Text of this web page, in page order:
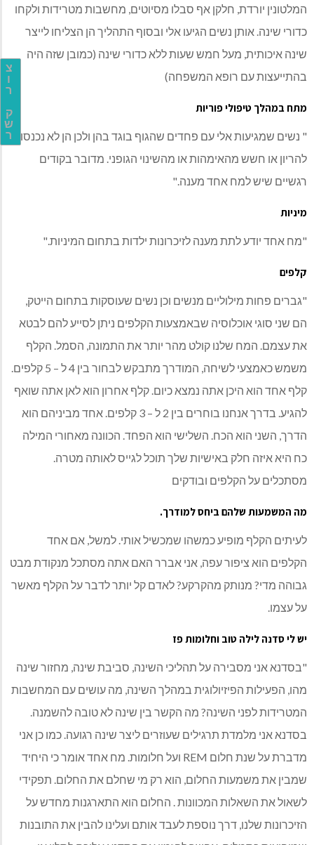
צ
ו
ר
ק
ש
ר
המלטונין יורדת, חלקן אף סבלו מסיוטים, מחשבות מטרידות ולקחו
כדורי שינה. אותן נשים הגיעו אלי ובסוף התהליך הן הצליחו לייצר
שינה איכותית, מעל חמש שעות ללא כדורי שינה (כמובן שזה היה
בהתייעצות עם רופא המשפחה)
מתח במהלך טיפולי פוריות
" נשים שמגיעות אלי עם פחדים שהגוף בוגד בהן ולכן הן לא נכנסות
להריון או חשש מהאימהות או מהשינוי הגופני. מדובר בקודים
רגשיים שיש למח אחד מענה."
מיניות
"מח אחד יודע לתת מענה לזיכרונות ילדות בתחום המיניות."
קלפים
"גברים פחות מילוליים מנשים וכן נשים שעוסקות בתחום הייטק,
הם שני סוגי אוכלוסיה שבאמצעות הקלפים ניתן לסייע להם לבטא
את עצמם. המח שלנו קולט מהר יותר את התמונה, הסמל. הקלף
משמש כאמצעי לשיחה, המודרך מתבקש לבחור בין 4 ל – 5 קלפים.
קלף אחד הוא היכן אתה נמצא כיום. קלף אחרון הוא לאן אתה שואף
להגיע. בדרך אנחנו בוחרים בין 2 ל – 3 קלפים. אחד מביניהם הוא
הדרך, השני הוא הכח. השלישי הוא הפחד. הכוונה מאחורי המילה
כח היא איזה חלק באישיות שלך תוכל לגייס לאותה מטרה.
מסתכלים על הקלפים ובודקים
מה המשמעות שלהם ביחס למודרך.
לעיתים הקלף מופיע כמשהו שמכשיל אותי. למשל, אם אחד
הקלפים הוא ציפור עפה, אני אברר האם אתה מסתכל מנקודת מבט
גבוהה מדי? מנותק מהקרקע? לאדם קל יותר לדבר על הקלף מאשר
על עצמו.
יש לי סדנה לילה טוב וחלומות פז
"בסדנא אני מסבירה על תהליכי השינה, סביבת שינה, מחזור שינה
מהו, הפעילות הפיזיולוגית במהלך השינה, מה עושים עם המחשבות
המטרידות לפני השינה? מה הקשר בין שינה לא טובה להשמנה.
בסדנא אני מלמדת תרגילים שעוזרים ליצר שינה רגועה. כמו כן אני
מדברת על שנת חלום REM ועל חלומות. מח אחד אומר כי היחיד
שמבין את משמעות החלום, הוא רק מי שחלם את החלום. תפקידי
לשאול את השאלות המכוונות . החלום הוא התארגנות מחדש על
הזיכרונות שלנו, דרך נוספת לעבד אותם ועלינו להבין את התובנות